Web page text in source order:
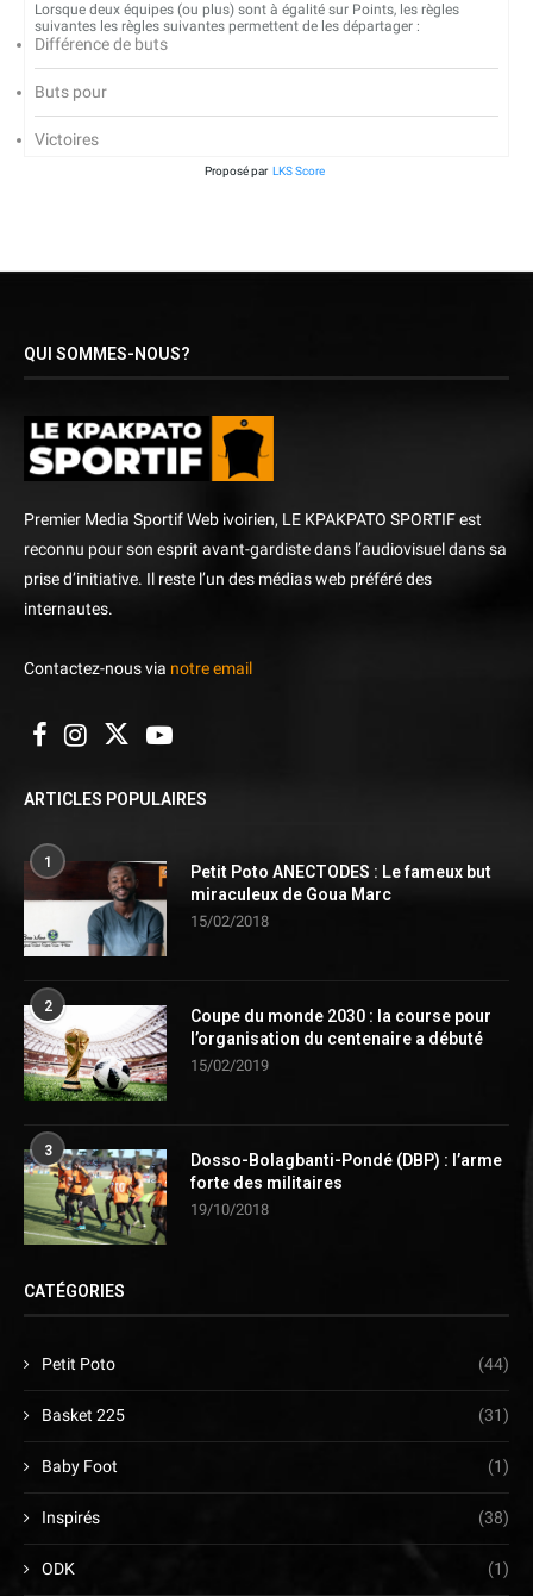
Lorsque deux équipes (ou plus) sont à égalité sur Points, les règles
suivantes les règles suivantes permettent de les départager :
Différence de buts
Buts pour
Victoires
Proposé par LKS Score
QUI SOMMES-NOUS?
Premier Media Sportif Web ivoirien, LE KPAKPATO SPORTIF est
reconnu pour son esprit avant-gardiste dans l’audiovisuel dans sa
prise d’initiative. Il reste l’un des médias web préféré des
internautes.
Contactez-nous via notre email
ARTICLES POPULAIRES
1
Petit Poto ANECTODES : Le fameux but
miraculeux de Goua Marc
15/02/2018
2
Coupe du monde 2030 : la course pour
l’organisation du centenaire a débuté
15/02/2019
3
Dosso-Bolagbanti-Pondé (DBP) : l’arme
forte des militaires
19/10/2018
CATÉGORIES
Petit Poto (44)
Basket 225 (31)
Baby Foot (1)
Inspirés (38)
ODK (1)